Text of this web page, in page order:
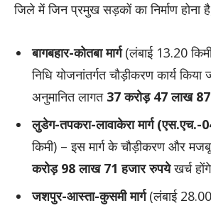
जिले में जिन प्रमुख सड़कों का निर्माण होना
बागबहार-कोतबा मार्ग(लंबाई 13.20
निधि योजनांतर्गत चौड़ीकरण कार्य किया
अनुमानित लागत 37 करोड़ 47 लाख
लुडेग-तपकरा-लावाकेरा मार्ग (एस.एच.-
किमी) – इस मार्ग के चौड़ीकरण और
करोड़ 98 लाख 71 हजार रुपयेखर्च
जशपुर-आस्ता-कुसमी मार्ग(लंबाई